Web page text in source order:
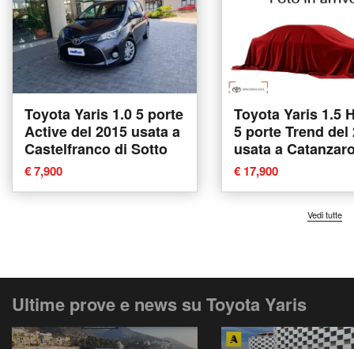
Toyota Yaris 1.0 5 porte
Active del 2015 usata a
Castelfranco di Sotto
€ 7,900
Toyota Yaris 1.5
5 porte Trend del
usata a
€ 17,900
Vedi tutte
Ultime prove e news su Toyota Yaris